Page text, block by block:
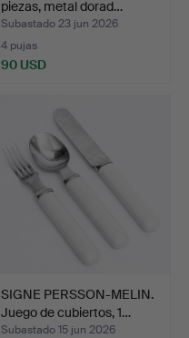
piezas, metal dorad…
Subastado 23 jun 2026
4 pujas
90 USD
SIGNE PERSSON-MELIN.
Juego de cubiertos, 1…
Subastado 15 jun 2026